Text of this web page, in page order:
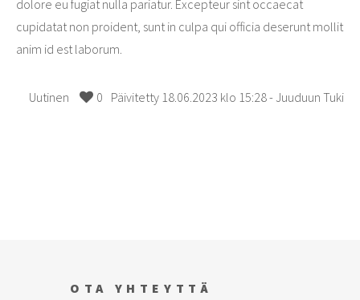
dolore eu fugiat nulla pariatur. Excepteur sint occaecat
cupidatat non proident, sunt in culpa qui officia deserunt mollit
anim id est laborum.
Uutinen 0 Päivitetty 18.06.2023 klo 15:28 - Juuduun Tuki
OTA YHTEYTTÄ